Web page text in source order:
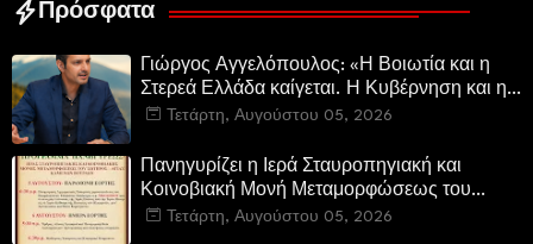
Πρόσφατα
Γιώργος Αγγελόπουλος: «Η Βοιωτία και η
Στερεά Ελλάδα καίγεται. Η Κυβέρνηση και η
Περιφερειακή Αρχή αυτοθαυμάζονται.»
Τετάρτη, Αυγούστου 05, 2026
Πανηγυρίζει η Ιερά Σταυροπηγιακή και
Κοινοβιακή Μονή Μεταμορφώσεως του
Σωτήρος Καμενων Βουρλων (Μονή Αγιάς ή
Τετάρτη, Αυγούστου 05, 2026